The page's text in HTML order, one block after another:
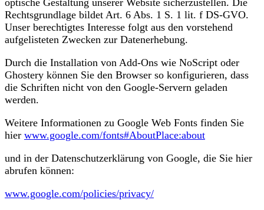
optische Gestaltung unserer Website sicherzustellen. Die
Rechtsgrundlage bildet Art. 6 Abs. 1 S. 1 lit. f DS-GVO.
Unser berechtigtes Interesse folgt aus den vorstehend
aufgelisteten Zwecken zur Datenerhebung.
Durch die Installation von Add-Ons wie NoScript oder
Ghostery können Sie den Browser so konfigurieren, dass
die Schriften nicht von den Google-Servern geladen
werden.
Weitere Informationen zu Google Web Fonts finden Sie
hier www.google.com/fonts#AboutPlace:about
und in der Datenschutzerklärung von Google, die Sie hier
abrufen können:
www.google.com/policies/privacy/